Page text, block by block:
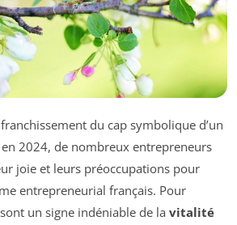
du cap symbolique d’un
2024, de nombreux entrepreneurs
joie et leurs préoccupations pour
entrepreneurial français. Pour
sont un signe indéniable de la vitalité